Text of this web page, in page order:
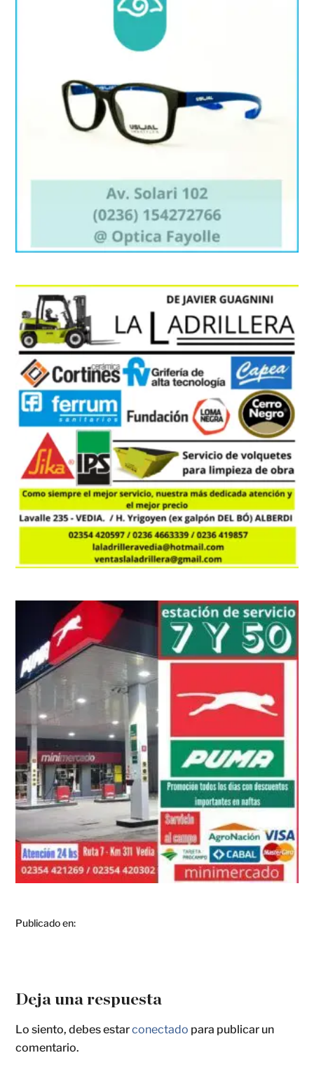
Publicado en:
Deja una respuesta
Lo siento, debes estarconectado para publicar un
comentario.